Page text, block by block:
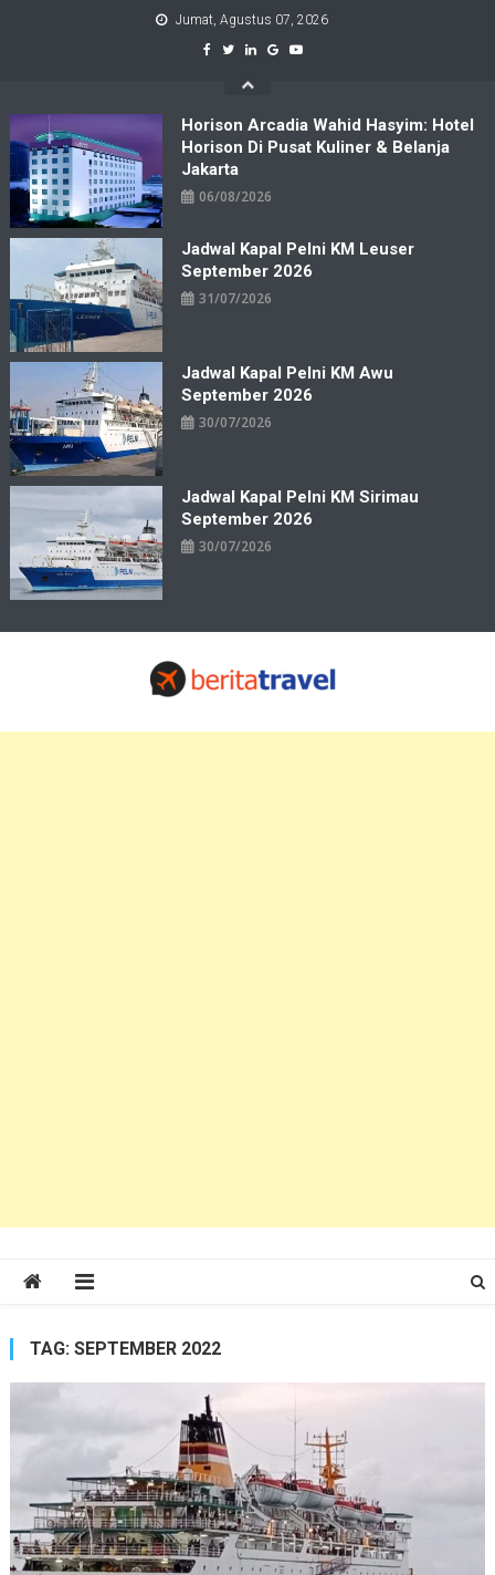
Jumat, Agustus 07, 2026
Horison Arcadia Wahid Hasyim: Hotel
Horison Di Pusat Kuliner & Belanja
Jakarta
06/08/2026
Jadwal Kapal Pelni KM Leuser
September 2026
31/07/2026
Jadwal Kapal Pelni KM Awu
September 2026
30/07/2026
Jadwal Kapal Pelni KM Sirimau
September 2026
30/07/2026
Travelbiz
TAG: SEPTEMBER 2022